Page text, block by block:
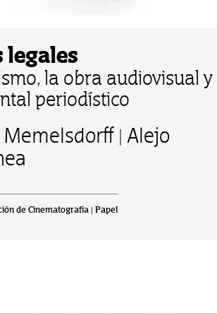
legales
la obra audiovisual y
periodístico
Memelsdorff | Alejo
de Cinematografía | Papel